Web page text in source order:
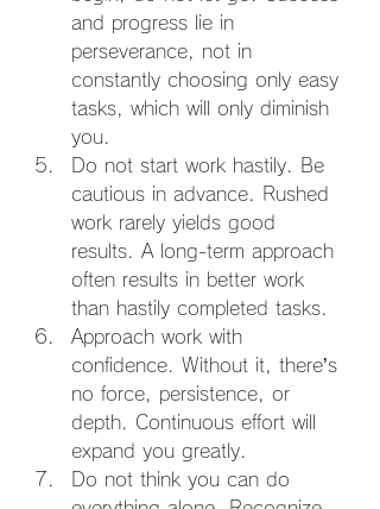
and progress lie in
perseverance, not in
constantly choosing only easy
tasks, which will only diminish
you.
Do not start work hastily. Be
cautious in advance. Rushed
work rarely yields good
results. A long-term approach
often results in better work
than hastily completed tasks.
Approach work with
confidence. Without it, there’s
no force, persistence, or
depth. Continuous effort will
expand you greatly.
Do not think you can do